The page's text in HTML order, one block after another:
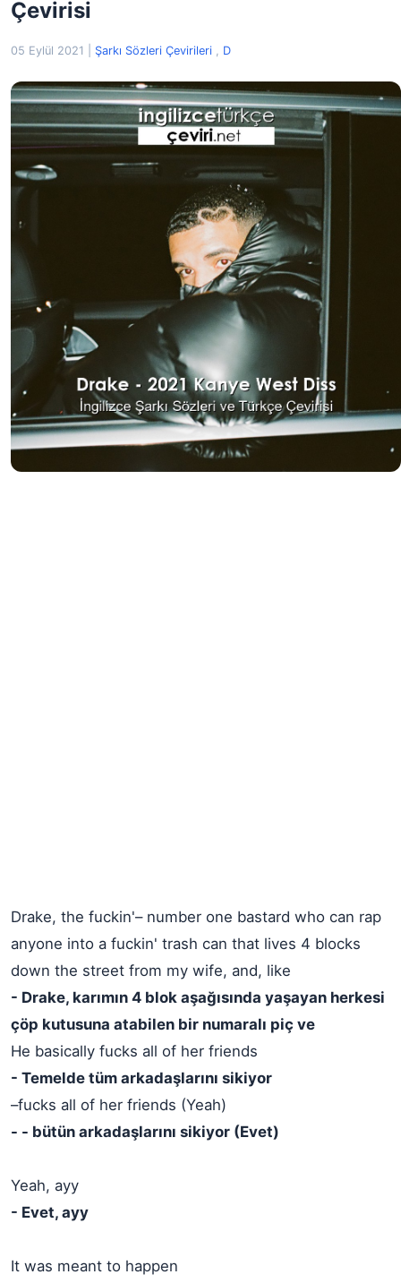
Çevirisi
05 Eylül 2021 Şarkı Sözleri Çevirileri , D
Drake, the fuckin'– number one bastard who can rap
anyone into a fuckin' trash can that lives 4 blocks
down the street from my wife, and, like
- Drake, karımın 4 blok aşağısında yaşayan herkesi
çöp kutusuna atabilen bir numaralı piç ve
He basically fucks all of her friends
- Temelde tüm arkadaşlarını sikiyor
–fucks all of her friends (Yeah)
- - bütün arkadaşlarını sikiyor (Evet)
Yeah, ayy
- Evet, ayy
It was meant to happen